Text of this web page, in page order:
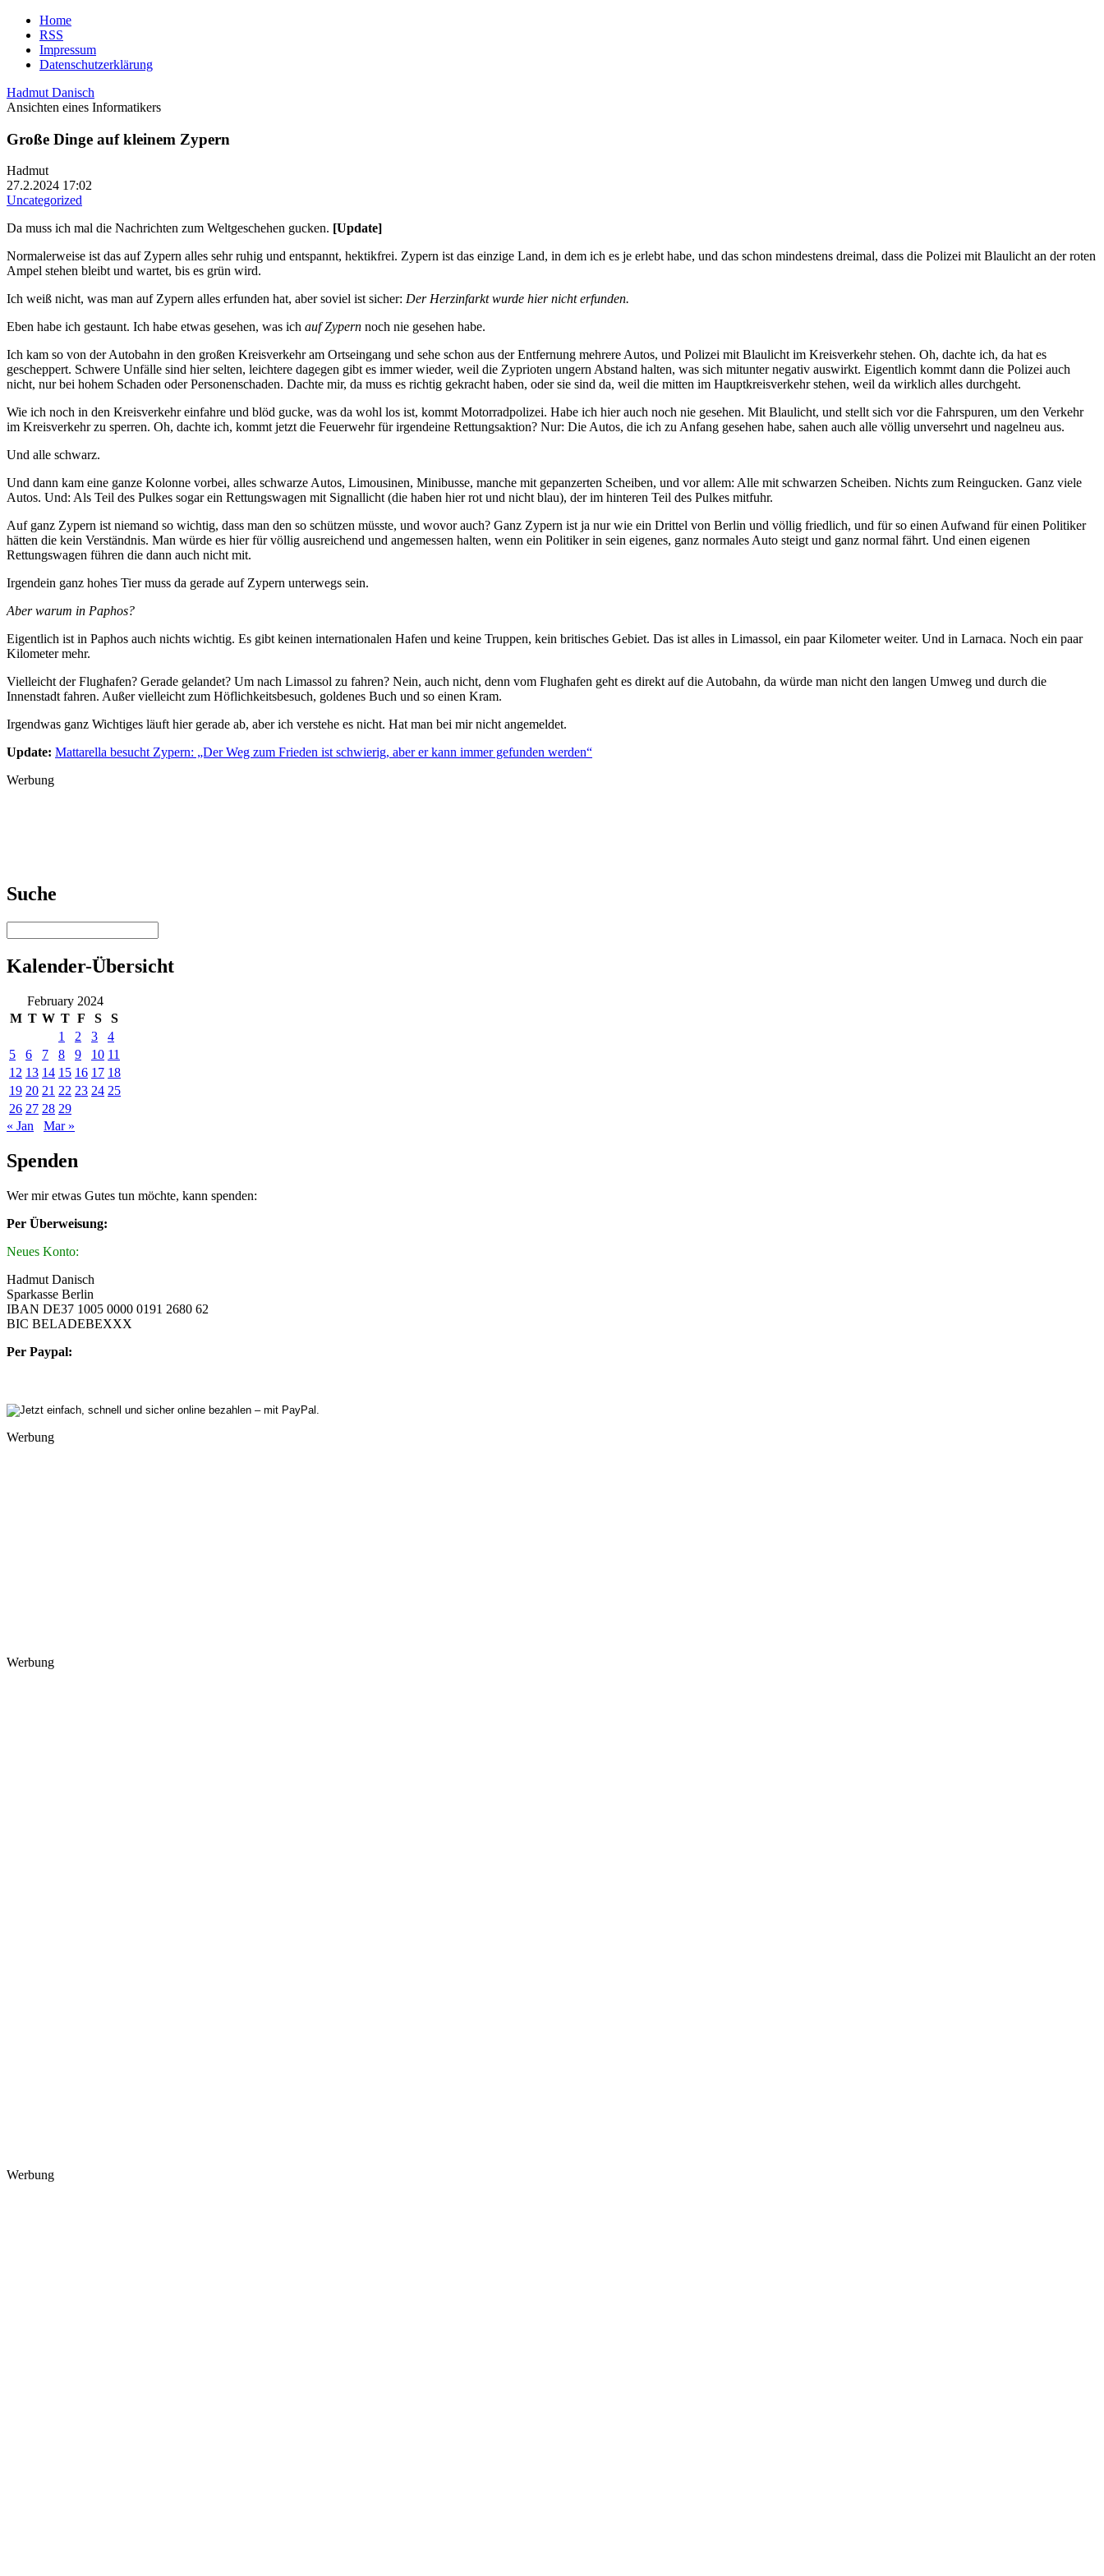
Home
RSS
Impressum
Datenschutzerklärung
Hadmut Danisch
Ansichten eines Informatikers
Große Dinge auf kleinem Zypern
Hadmut
27.2.2024 17:02
Uncategorized
Da muss ich mal die Nachrichten zum Weltgeschehen gucken. [Update]
Normalerweise ist das auf Zypern alles sehr ruhig und entspannt, hektikfrei. Zypern ist das einzige Land, in dem ich es je erlebt habe, und das schon mindestens dreimal, dass die Polizei mit Blaulicht an der roten
Ampel stehen bleibt und wartet, bis es grün wird.
Ich weiß nicht, was man auf Zypern alles erfunden hat, aber soviel ist sicher: Der Herzinfarkt wurde hier nicht erfunden.
Eben habe ich gestaunt. Ich habe etwas gesehen, was ich auf Zypern noch nie gesehen habe.
Ich kam so von der Autobahn in den großen Kreisverkehr am Ortseingang und sehe schon aus der Entfernung mehrere Autos, und Polizei mit Blaulicht im Kreisverkehr stehen. Oh, dachte ich, da hat es
gescheppert. Schwere Unfälle sind hier selten, leichtere dagegen gibt es immer wieder, weil die Zyprioten ungern Abstand halten, was sich mitunter negativ auswirkt. Eigentlich kommt dann die Polizei auch
nicht, nur bei hohem Schaden oder Personenschaden. Dachte mir, da muss es richtig gekracht haben, oder sie sind da, weil die mitten im Hauptkreisverkehr stehen, weil da wirklich alles durchgeht.
Wie ich noch in den Kreisverkehr einfahre und blöd gucke, was da wohl los ist, kommt Motorradpolizei. Habe ich hier auch noch nie gesehen. Mit Blaulicht, und stellt sich vor die Fahrspuren, um den Verkehr
im Kreisverkehr zu sperren. Oh, dachte ich, kommt jetzt die Feuerwehr für irgendeine Rettungsaktion? Nur: Die Autos, die ich zu Anfang gesehen habe, sahen auch alle völlig unversehrt und nagelneu aus.
Und alle schwarz.
Und dann kam eine ganze Kolonne vorbei, alles schwarze Autos, Limousinen, Minibusse, manche mit gepanzerten Scheiben, und vor allem: Alle mit schwarzen Scheiben. Nichts zum Reingucken. Ganz viele
Autos. Und: Als Teil des Pulkes sogar ein Rettungswagen mit Signallicht (die haben hier rot und nicht blau), der im hinteren Teil des Pulkes mitfuhr.
Auf ganz Zypern ist niemand so wichtig, dass man den so schützen müsste, und wovor auch? Ganz Zypern ist ja nur wie ein Drittel von Berlin und völlig friedlich, und für so einen Aufwand für einen Politiker
hätten die kein Verständnis. Man würde es hier für völlig ausreichend und angemessen halten, wenn ein Politiker in sein eigenes, ganz normales Auto steigt und ganz normal fährt. Und einen eigenen
Rettungswagen führen die dann auch nicht mit.
Irgendein ganz hohes Tier muss da gerade auf Zypern unterwegs sein.
Aber warum in Paphos?
Eigentlich ist in Paphos auch nichts wichtig. Es gibt keinen internationalen Hafen und keine Truppen, kein britisches Gebiet. Das ist alles in Limassol, ein paar Kilometer weiter. Und in Larnaca. Noch ein paar
Kilometer mehr.
Vielleicht der Flughafen? Gerade gelandet? Um nach Limassol zu fahren? Nein, auch nicht, denn vom Flughafen geht es direkt auf die Autobahn, da würde man nicht den langen Umweg und durch die
Innenstadt fahren. Außer vielleicht zum Höflichkeitsbesuch, goldenes Buch und so einen Kram.
Irgendwas ganz Wichtiges läuft hier gerade ab, aber ich verstehe es nicht. Hat man bei mir nicht angemeldet.
Update: Mattarella besucht Zypern: „Der Weg zum Frieden ist schwierig, aber er kann immer gefunden werden“
Werbung
Suche
Kalender-Übersicht
February 2024
M T W T F S
S
1
2 3
4
5
6 7 8 9 10 11
12 13 14 15 16 17 18
19 20 21 22 23 24 25
26 27 28 29
« Jan
Mar »
Spenden
Wer mir etwas Gutes tun möchte, kann spenden:
Per Überweisung:
Neues Konto:
Hadmut Danisch
Sparkasse Berlin
IBAN DE37 1005 0000 0191 2680 62
BIC BELADEBEXXX
Per Paypal:
Werbung
Werbung
Werbung